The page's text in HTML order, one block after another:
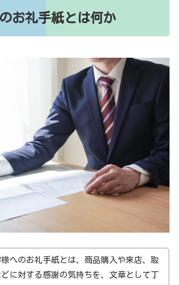
お礼手紙とは何か
様へのお礼手紙とは、商品購入や来店、取
どに対する感謝の気持ちを、文章として丁